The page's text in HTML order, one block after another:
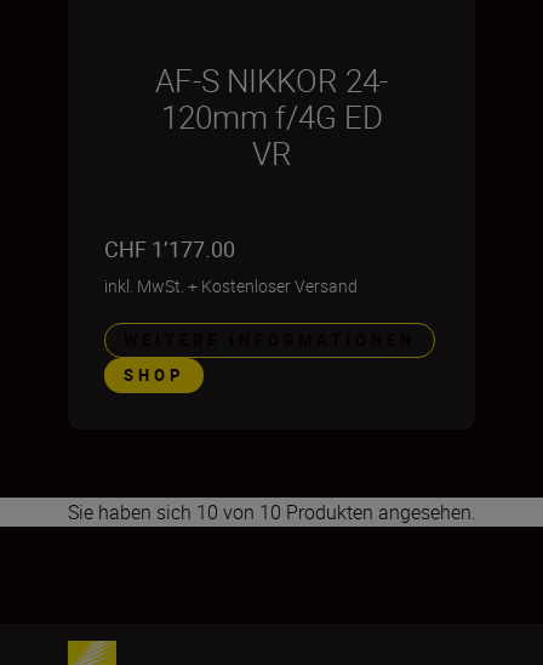
AF-S NIKKOR 24-
120mm f/4G ED
VR
CHF 1’177.00
inkl. MwSt. + Kostenloser Versand
SHOP
Sie haben sich 10 von 10 Produkten angesehen.